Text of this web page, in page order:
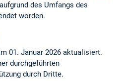
des Umfangs des
worden.
01. Januar 2026 aktualisiert.
durchgeführten
durch Dritte.